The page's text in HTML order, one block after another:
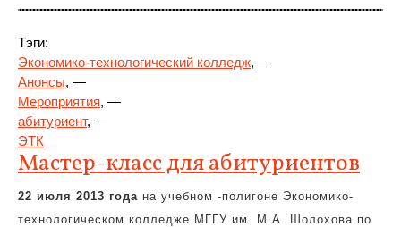
Тэги:
Экономико-технологический колледж, —
Анонсы, —
Мероприятия, —
абитуриент, —
ЭТК
Мастер-класс для абитуриентов
22 июля 2013 года на учебном -полигоне Экономико-
технологическом колледже МГГУ им. М.А. Шолохова по